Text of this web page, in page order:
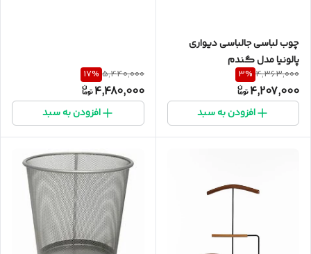
چوب لباسی جالباسی دیواری
پالونیا مدل گندم
4,363,000
3%
4,207,000
افزودن به سبد
5,440,000
17%
4,480,000
افزودن به سبد